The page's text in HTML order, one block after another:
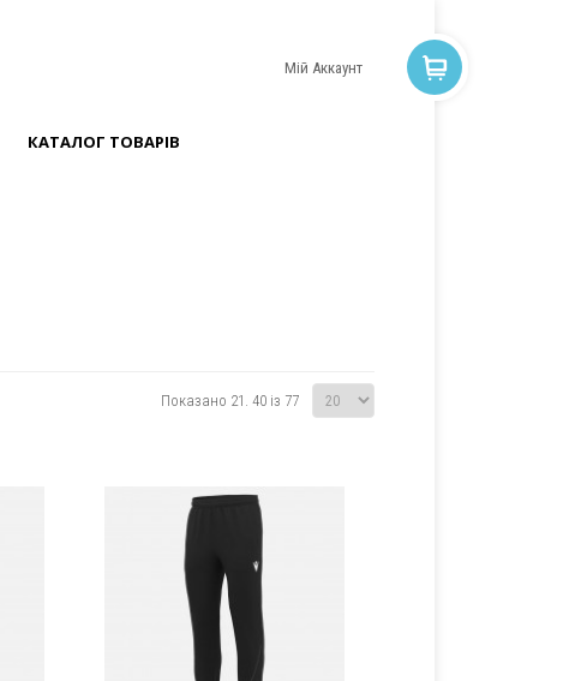
Мій Аккаунт
КАТАЛОГ ТОВАРІВ
Показано 21. 40 із 77